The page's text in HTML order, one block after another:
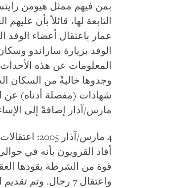
بمن فيهم ممثل هيومن
التابعة لها، قائلاً بأن
عمار باعتقال أعضاء الوفد
المعلومات عن هذه
وجدوها خاليةً من السكان
شهادات (مفصلة أدناه) عن
مارس/آذار إضافةً إلى
4 مارس/آذار 2005: اعتقالات عشوائية وهجمات شنها مسلحون وعنف الشرطة
قوة من الشرطة يقودها